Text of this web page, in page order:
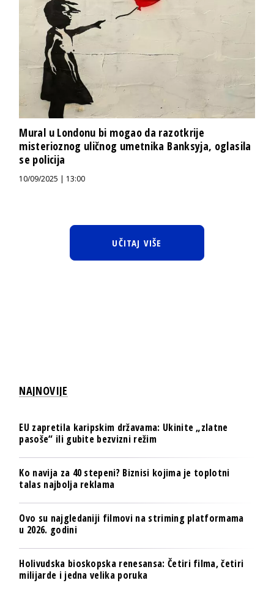
Mural u Londonu bi mogao da razotkrije
misterioznog uličnog umetnika Banksyja, oglasila
se policija
10/09/2025 | 13:00
UČITAJ VIŠE
NAJNOVIJE
EU zapretila karipskim državama: Ukinite „zlatne
pasoše“ ili gubite bezvizni režim
Ko navija za 40 stepeni? Biznisi kojima je toplotni
talas najbolja reklama
Ovo su najgledaniji filmovi na striming platformama
u 2026. godini
Holivudska bioskopska renesansa: Četiri filma, četiri
milijarde i jedna velika poruka